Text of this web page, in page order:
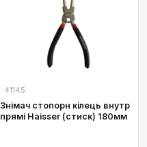
41145
Знімач стопорн кілeць внутр
прямі Haisser (стиск) 180мм